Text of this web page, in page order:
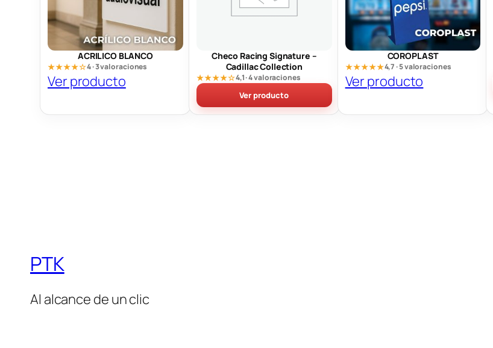
ACRILICO BLANCO
★★★★☆4 · 3 valoraciones
Ver producto
Checo Racing Signature –
Cadillac Collection
★★★★☆4,1 · 4 valoraciones
Ver producto
COROPLAST
★★★★★4,7 · 5 valoraciones
Ver producto
PTK
Al alcance de un clic